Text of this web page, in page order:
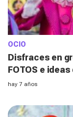
OCIO
Disfraces en
FOTOS e
próximo evento
hay 7 años